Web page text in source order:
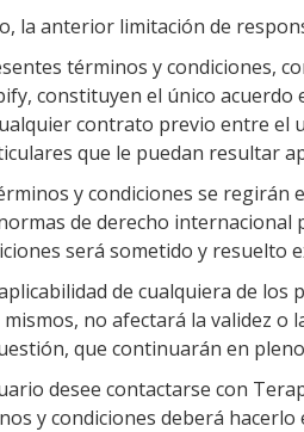
la anterior limitación de
términos y condiciones,
constituyen el único
contrato previo entre el
que le puedan resultar
y condiciones se regirán
de derecho internacional
será sometido y resuelto
de cualquiera de
no afectará la validez o
que continuarán en
desee contactarse con
y condiciones deberá